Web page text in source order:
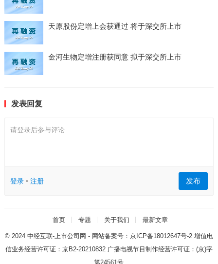
天原股份定增上会获通过 将于深交所上市
金河生物定增注册获同意 拟于深交所上市
发表回复
请登录后参与评论...
登录• 注册 发布
首页 专题 关于我们 最新文章
© 2024 中经互联-上市公司网 - 网站备案号： 京ICP备18012647号-2增值电
信业务经营许可证： 京B2-20210832广播电视节目制作经营许可证： (京)字
第24561号